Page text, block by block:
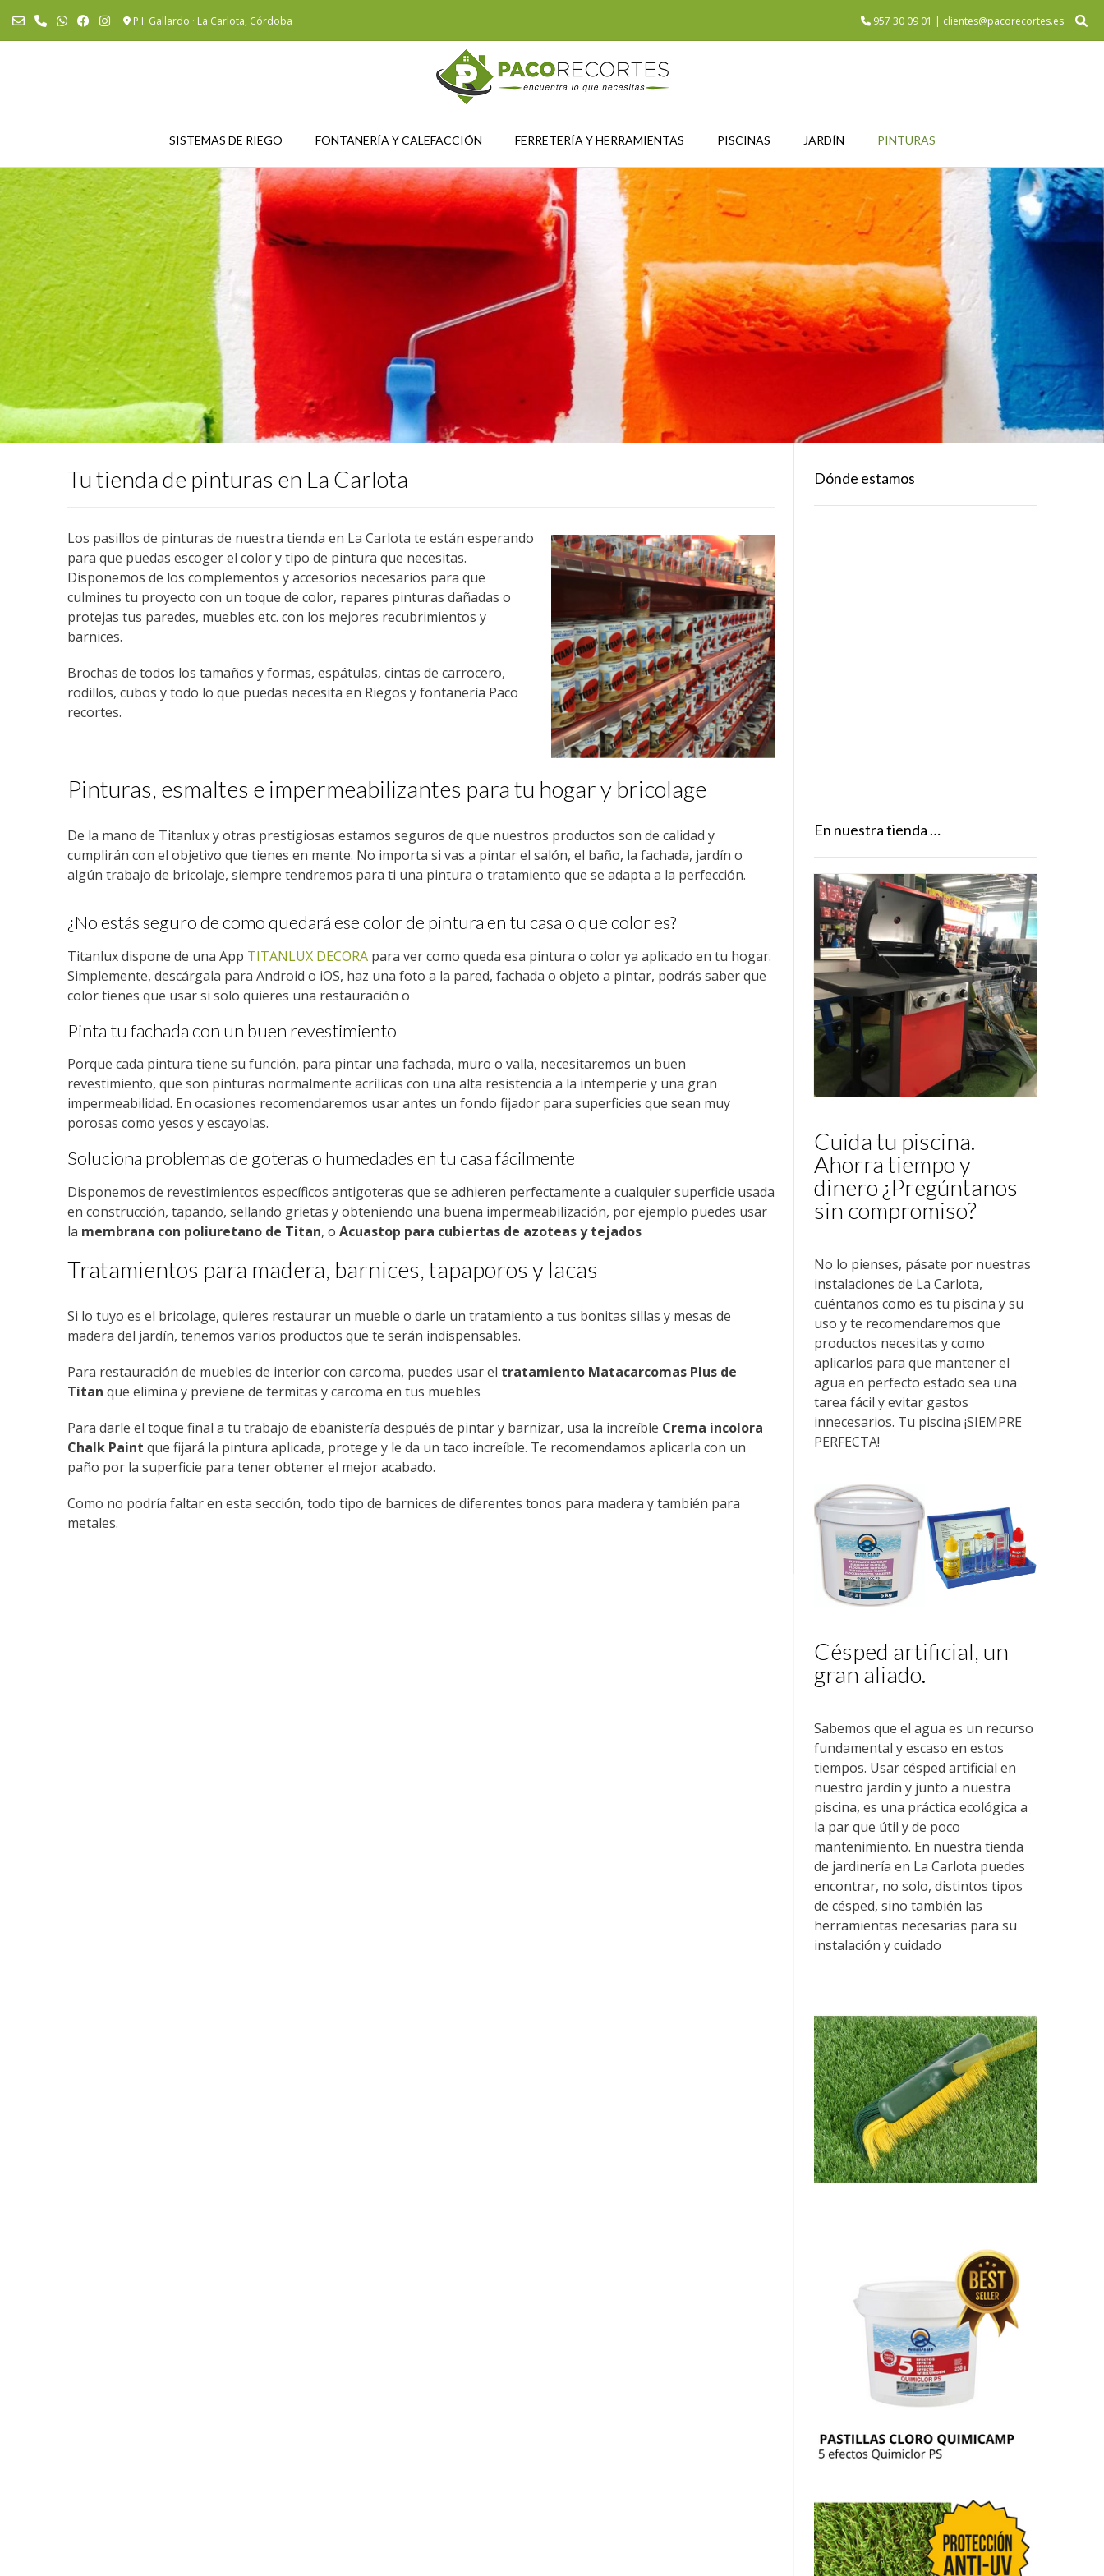
P.I. Gallardo · La Carlota, Córdoba 957 30 09 01 | clientes@pacorecortes.es
SISTEMAS DE RIEGO FONTANERÍA Y CALEFACCIÓN FERRETERÍA Y HERRAMIENTAS PISCINAS JARDÍN PINTURAS
Tu tienda de pinturas en La Carlota
Los pasillos de pinturas de nuestra tienda en La Carlota te están esperando
para que puedas escoger el color y tipo de pintura que necesitas.
Disponemos de los complementos y accesorios necesarios para que
culmines tu proyecto con un toque de color, repares pinturas dañadas o
protejas tus paredes, muebles etc. con los mejores recubrimientos y
barnices.
Brochas de todos los tamaños y formas, espátulas, cintas de carrocero,
rodillos, cubos y todo lo que puedas necesita en Riegos y fontanería Paco
recortes.
Pinturas, esmaltes e impermeabilizantes para tu hogar y bricolage
De la mano de Titanlux y otras prestigiosas estamos seguros de que nuestros productos son de calidad y
cumplirán con el objetivo que tienes en mente. No importa si vas a pintar el salón, el baño, la fachada, jardín o
algún trabajo de bricolaje, siempre tendremos para ti una pintura o tratamiento que se adapta a la perfección.
¿No estás seguro de como quedará ese color de pintura en tu casa o que color es?
Titanlux dispone de una App TITANLUX DECORA para ver como queda esa pintura o color ya aplicado en tu hogar.
Simplemente, descárgala para Android o iOS, haz una foto a la pared, fachada o objeto a pintar, podrás saber que
color tienes que usar si solo quieres una restauración o
Pinta tu fachada con un buen revestimiento
Porque cada pintura tiene su función, para pintar una fachada, muro o valla, necesitaremos un buen
revestimiento, que son pinturas normalmente acrílicas con una alta resistencia a la intemperie y una gran
impermeabilidad. En ocasiones recomendaremos usar antes un fondo fijador para superficies que sean muy
porosas como yesos y escayolas.
Soluciona problemas de goteras o humedades en tu casa fácilmente
Disponemos de revestimientos específicos antigoteras que se adhieren perfectamente a cualquier superficie usada
en construcción, tapando, sellando grietas y obteniendo una buena impermeabilización, por ejemplo puedes usar
la membrana con poliuretano de Titan, o Acuastop para cubiertas de azoteas y tejados
Tratamientos para madera, barnices, tapaporos y lacas
Si lo tuyo es el bricolage, quieres restaurar un mueble o darle un tratamiento a tus bonitas sillas y mesas de
madera del jardín, tenemos varios productos que te serán indispensables.
Para restauración de muebles de interior con carcoma, puedes usar el tratamiento Matacarcomas Plus de
Titan que elimina y previene de termitas y carcoma en tus muebles
Para darle el toque final a tu trabajo de ebanistería después de pintar y barnizar, usa la increíble Crema incolora
Chalk Paint que fijará la pintura aplicada, protege y le da un taco increíble. Te recomendamos aplicarla con un
paño por la superficie para tener obtener el mejor acabado.
Como no podría faltar en esta sección, todo tipo de barnices de diferentes tonos para madera y también para
metales.
Dónde estamos
En nuestra tienda …
Cuida tu piscina.
Ahorra tiempo y
dinero ¿Pregúntanos
sin compromiso?
No lo pienses, pásate por nuestras
instalaciones de La Carlota,
cuéntanos como es tu piscina y su
uso y te recomendaremos que
productos necesitas y como
aplicarlos para que mantener el
agua en perfecto estado sea una
tarea fácil y evitar gastos
innecesarios. Tu piscina ¡SIEMPRE
PERFECTA!
Césped artificial, un
gran aliado.
Sabemos que el agua es un recurso
fundamental y escaso en estos
tiempos. Usar césped artificial en
nuestro jardín y junto a nuestra
piscina, es una práctica ecológica a
la par que útil y de poco
mantenimiento. En nuestra tienda
de jardinería en La Carlota puedes
encontrar, no solo, distintos tipos
de césped, sino también las
herramientas necesarias para su
instalación y cuidado